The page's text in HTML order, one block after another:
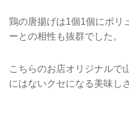
鶏の唐揚げは1個1個にボリ
ーとの相性も抜群でした。
こちらのお店オリジナルで
にはないクセになる美味し